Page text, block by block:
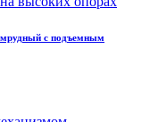
с подъемным